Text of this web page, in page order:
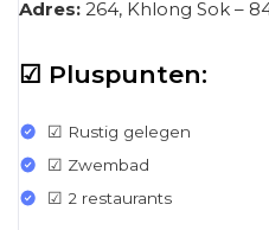
Adres: 264, Khlong Sok –
☑ Pluspunten:
☑ Rustig gelegen
☑ Zwembad
☑ 2 restaurants